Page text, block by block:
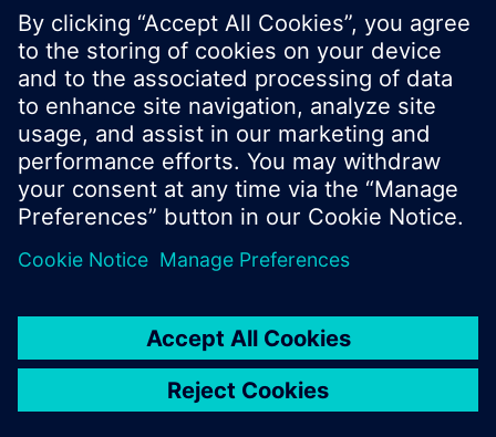
© Siemens Switzerland Ltd. 2018
I prodotti e i pressi possono variare a seconda del
Termini d'utilizzo